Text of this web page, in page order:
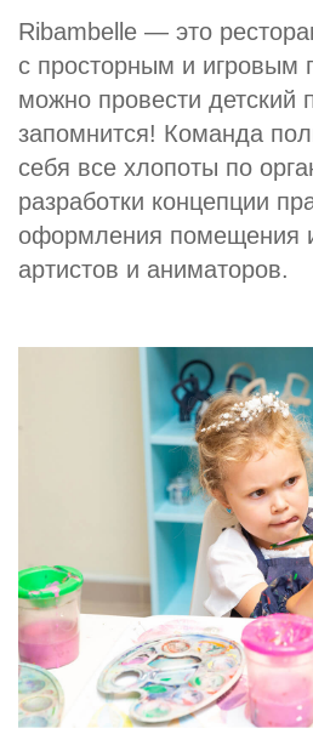
Ribambelle — это
с просторным и игровым
можно провести детский
запомнится! Команда
себя все хлопоты по
разработки концепции
оформления помещения
артистов и аниматоров.